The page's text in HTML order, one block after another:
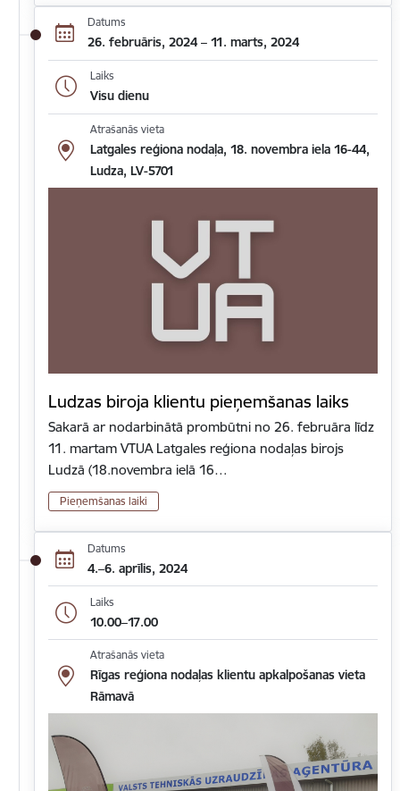
Datums
26. februāris, 2024 – 11. marts, 2024
Laiks
Visu dienu
Atrašanās vieta
Latgales reģiona nodaļa, 18. novembra iela 16-44,
Ludza, LV-5701
Ludzas biroja klientu pieņemšanas laiks
Sakarā ar nodarbinātā prombūtni no 26. februāra līdz
11. martam VTUA Latgales reģiona nodaļas birojs
Ludzā (18.novembra ielā 16…
Pieņemšanas laiki
Datums
4.–6. aprīlis, 2024
Laiks
10.00–17.00
Atrašanās vieta
Rīgas reģiona nodaļas klientu apkalpošanas vieta
Rāmavā